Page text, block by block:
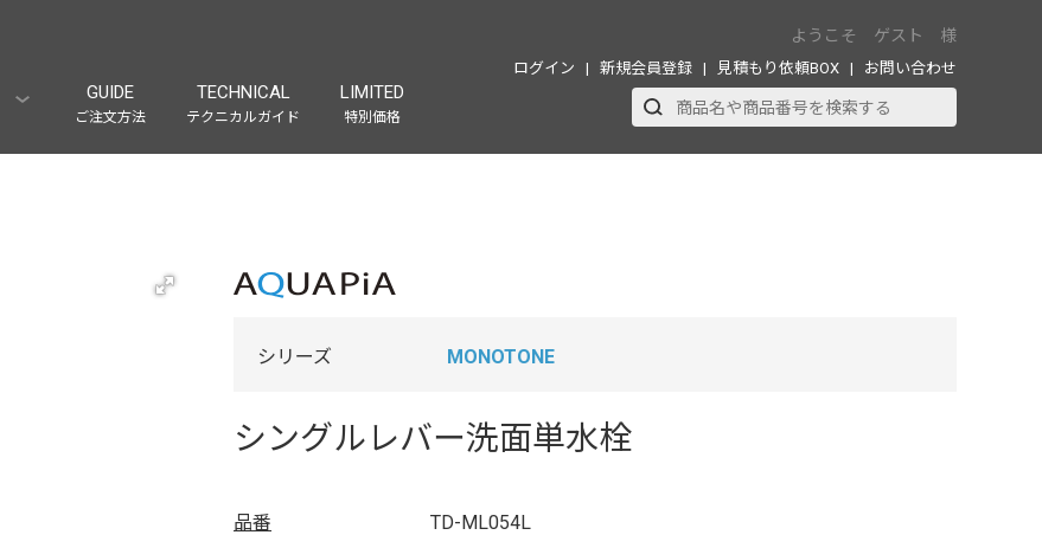
ようこそ ゲスト 様
ログイン 新規会員登録 見積もり依頼BOX お問い合わせ
GUIDE
ご注文方法
TECHNICAL
テクニカルガイド
LIMITED
特別価格
シングルレバー洗面単水栓
シリーズ MONOTONE
品番 TD-ML054L